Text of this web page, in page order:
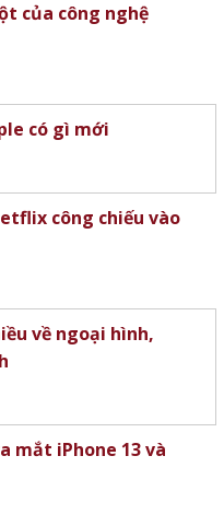
của công nghệ
có gì mới
công chiếu vào
về ngoại hình,
mắt iPhone 13 và